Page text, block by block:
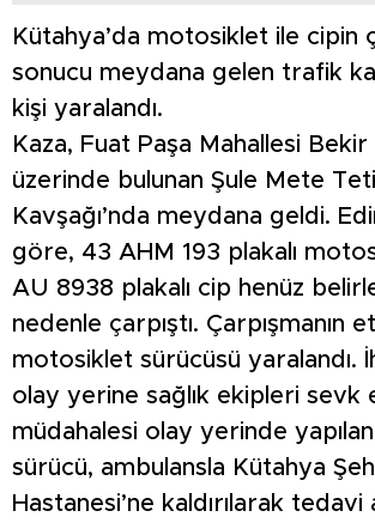
Kütahya’da motosiklet ile cipin
sonucu meydana gelen trafik
kişi yaralandı.
Kaza, Fuat Paşa Mahallesi
üzerinde bulunan Şule Mete
Kavşağı’nda meydana geldi.
göre, 43 AHM 193 plakalı
AU 8938 plakalı cip henüz
nedenle çarpıştı. Çarpışmanın
motosiklet sürücüsü yaralandı.
olay yerine sağlık ekipleri sevk
müdahalesi olay yerinde yapılan
sürücü, ambulansla Kütahya
Hastanesi’ne kaldırılarak tedavi